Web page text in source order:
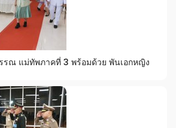
รณ แม่ทัพภาคที่ 3 พร้อมด้วย พันเอกหญิง